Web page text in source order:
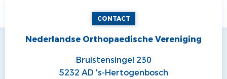
CONTACT
Nederlandse Orthopaedische Vereniging
Bruistensingel 230
5232 AD 's-Hertogenbosch